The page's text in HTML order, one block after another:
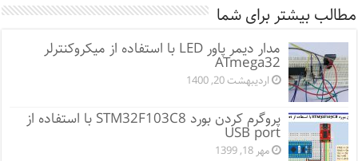
مطالب بیشتر برای شما
مدار دیمر پاور LED با استفاده از میکروکنترلر
ATmega32
اردیبهشت 20, 1400
پروگرم کردن بورد STM32F103C8 با استفاده از
USB port
مهر 18, 1399